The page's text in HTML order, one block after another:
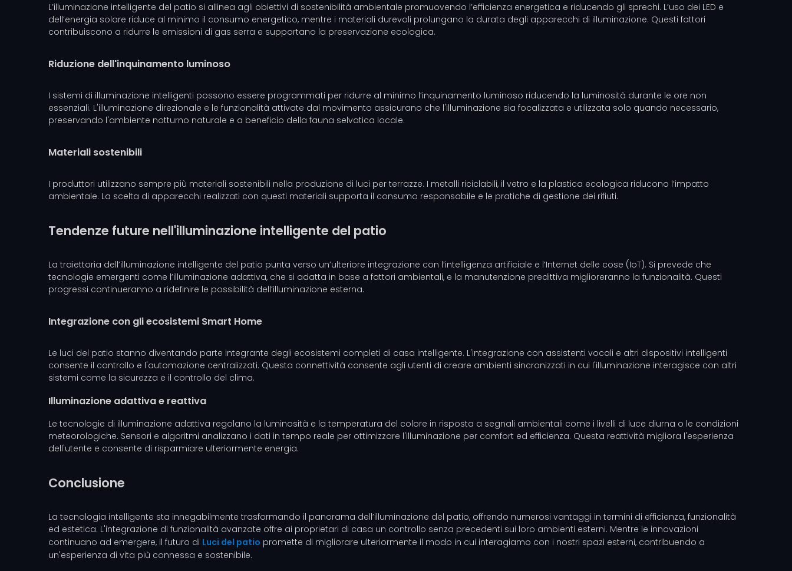
L’illuminazione intelligente del patio si allinea agli obiettivi di sostenibilità ambientale promuovendo l’efficienza energetica e riducendo gli sprechi. L’uso dei LED e
dell’energia solare riduce al minimo il consumo energetico, mentre i materiali durevoli prolungano la durata degli apparecchi di illuminazione. Questi fattori
contribuiscono a ridurre le emissioni di gas serra e supportano la preservazione ecologica.
Riduzione dell'inquinamento luminoso
I sistemi di illuminazione intelligenti possono essere programmati per ridurre al minimo l’inquinamento luminoso riducendo la luminosità durante le ore non
essenziali. L'illuminazione direzionale e le funzionalità attivate dal movimento assicurano che l'illuminazione sia focalizzata e utilizzata solo quando necessario,
preservando l'ambiente notturno naturale e a beneficio della fauna selvatica locale.
Materiali sostenibili
I produttori utilizzano sempre più materiali sostenibili nella produzione di luci per terrazze. I metalli riciclabili, il vetro e la plastica ecologica riducono l’impatto
ambientale. La scelta di apparecchi realizzati con questi materiali supporta il consumo responsabile e le pratiche di gestione dei rifiuti.
Tendenze future nell'illuminazione intelligente del patio
La traiettoria dell’illuminazione intelligente del patio punta verso un’ulteriore integrazione con l’intelligenza artificiale e l’Internet delle cose (IoT). Si prevede che
tecnologie emergenti come l’illuminazione adattiva, che si adatta in base a fattori ambientali, e la manutenzione predittiva miglioreranno la funzionalità. Questi
progressi continueranno a ridefinire le possibilità dell’illuminazione esterna.
Integrazione con gli ecosistemi Smart Home
Le luci del patio stanno diventando parte integrante degli ecosistemi completi di casa intelligente. L'integrazione con assistenti vocali e altri dispositivi intelligenti
consente il controllo e l'automazione centralizzati. Questa connettività consente agli utenti di creare ambienti sincronizzati in cui l'illuminazione interagisce con altri
sistemi come la sicurezza e il controllo del clima.
Illuminazione adattiva e reattiva
Le tecnologie di illuminazione adattiva regolano la luminosità e la temperatura del colore in risposta a segnali ambientali come i livelli di luce diurna o le condizioni
meteorologiche. Sensori e algoritmi analizzano i dati in tempo reale per ottimizzare l'illuminazione per comfort ed efficienza. Questa reattività migliora l'esperienza
dell'utente e consente di risparmiare ulteriormente energia.
Conclusione
La tecnologia intelligente sta innegabilmente trasformando il panorama dell’illuminazione del patio, offrendo numerosi vantaggi in termini di efficienza, funzionalità
ed estetica. L'integrazione di funzionalità avanzate offre ai proprietari di casa un controllo senza precedenti sui loro ambienti esterni. Mentre le innovazioni
continuano ad emergere, il futuro di Luci del patio promette di migliorare ulteriormente il modo in cui interagiamo con i nostri spazi esterni, contribuendo a
un'esperienza di vita più connessa e sostenibile.